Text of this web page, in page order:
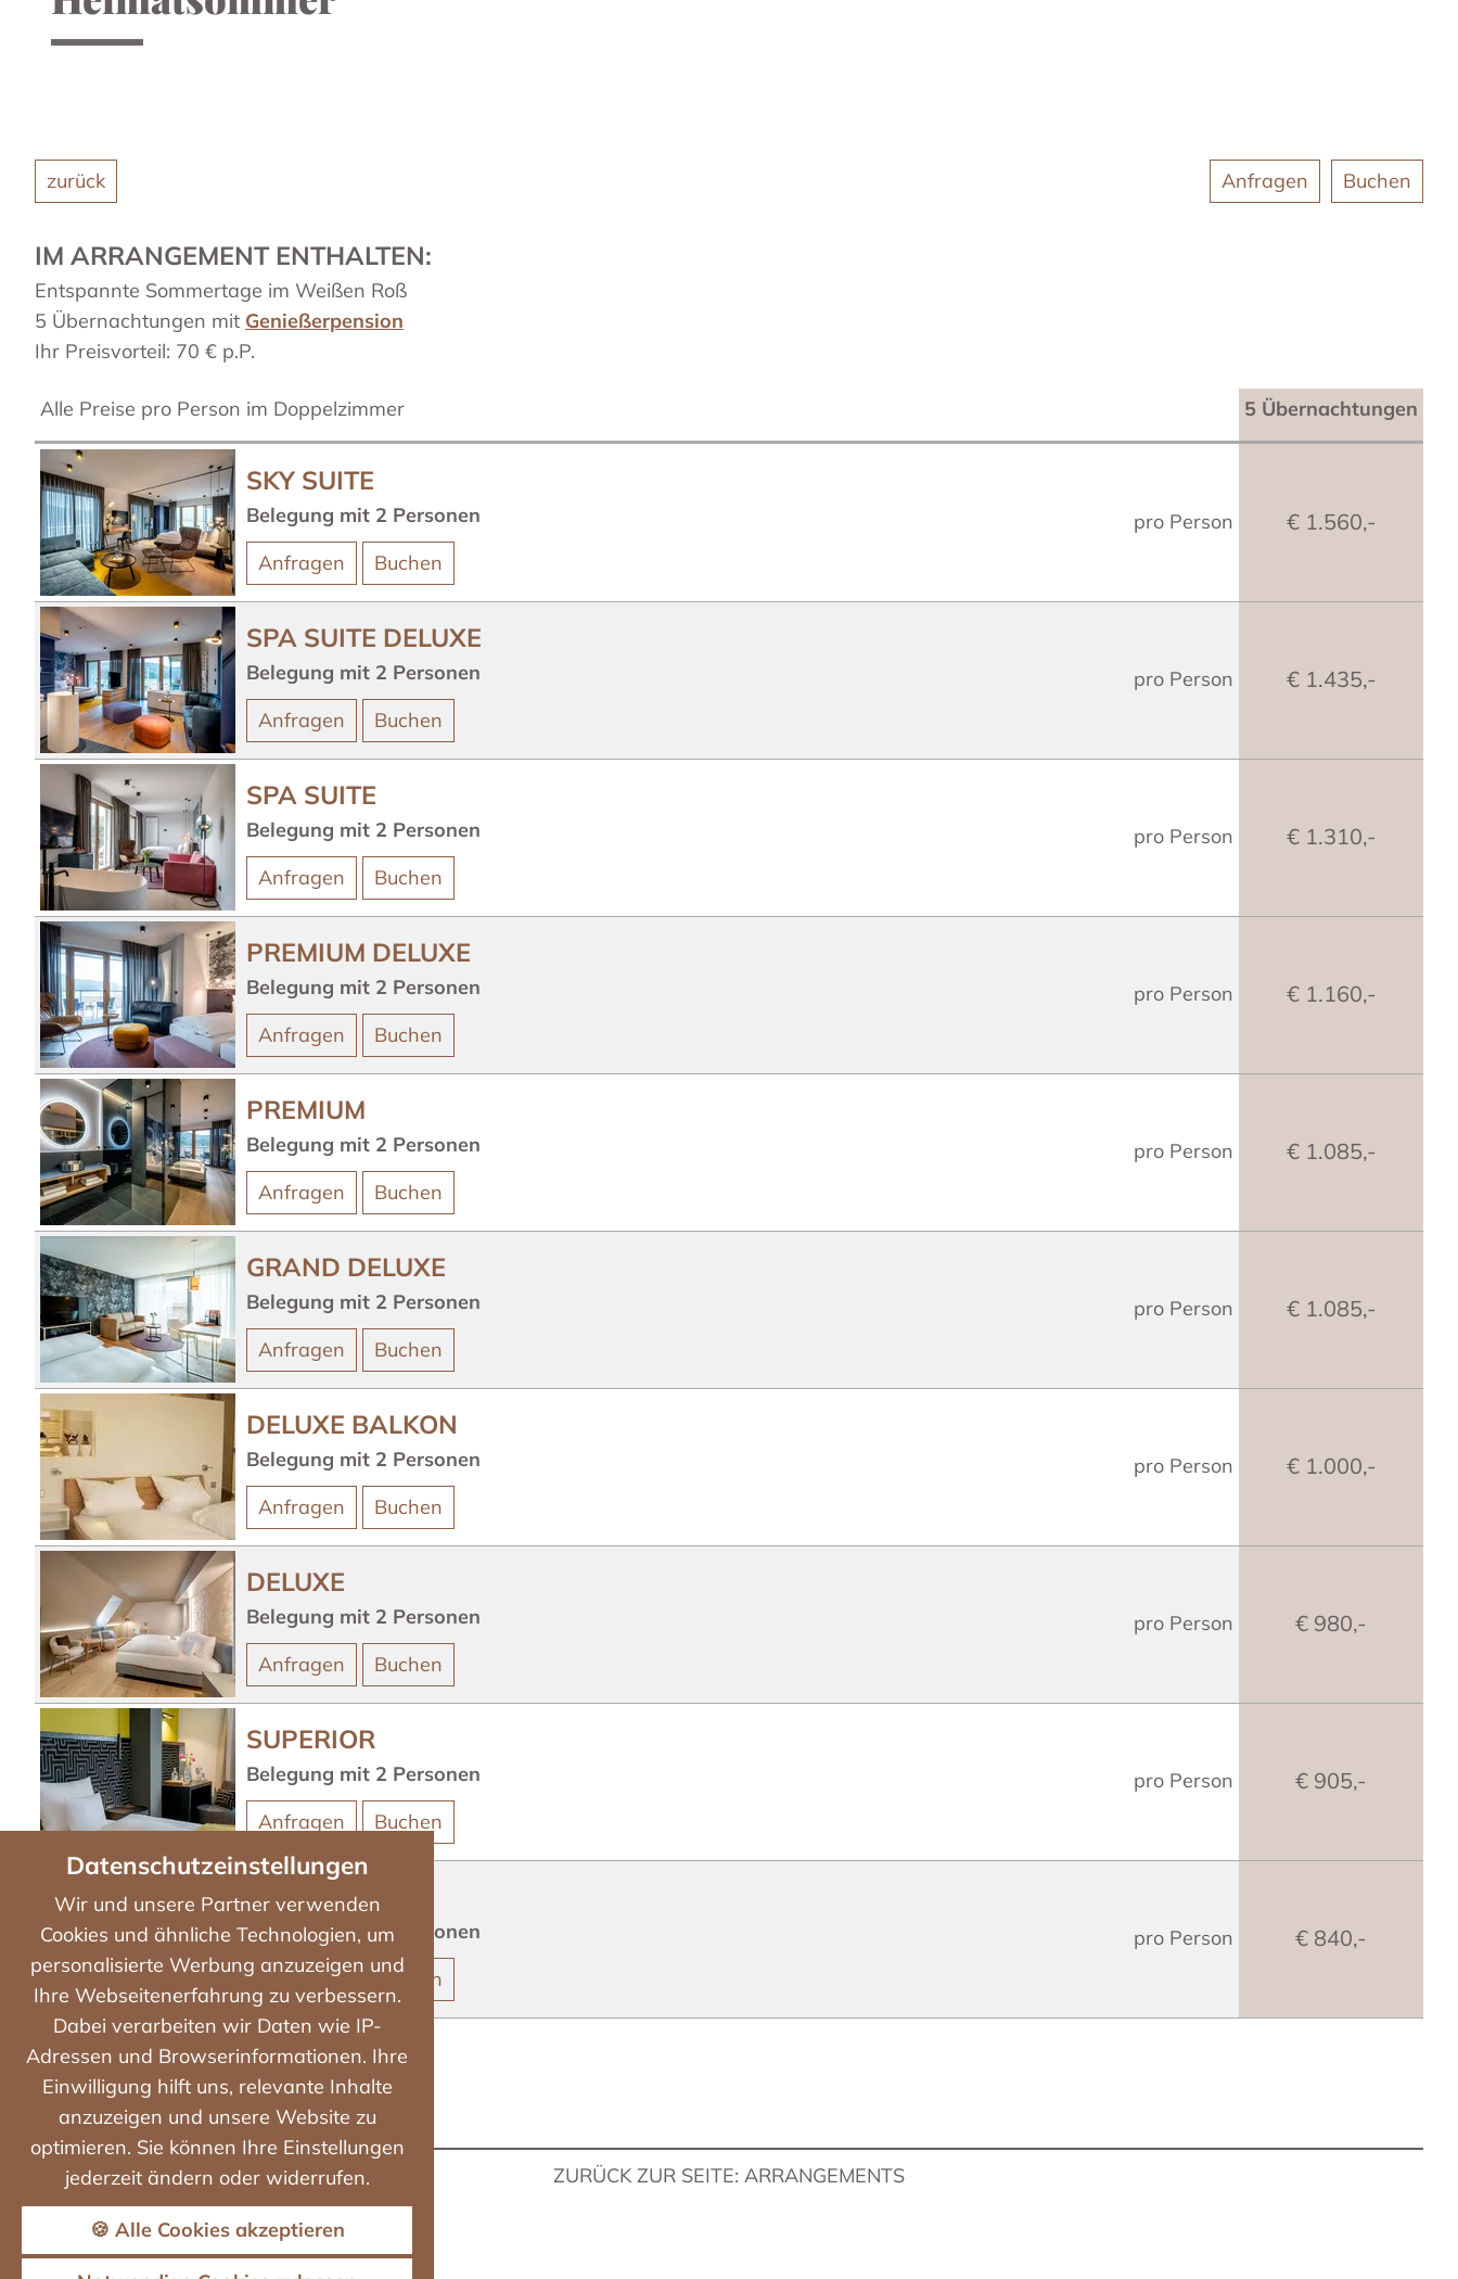
Datenschutzeinstellungen
Wir und unsere Partner verwenden
Cookies und ähnliche Technologien, um
personalisierte Werbung anzuzeigen und
Ihre Webseitenerfahrung zu verbessern.
Dabei verarbeiten wir Daten wie IP-
Adressen und Browserinformationen. Ihre
Einwilligung hilft uns, relevante Inhalte
anzuzeigen und unsere Website zu
optimieren. Sie können Ihre Einstellungen
jederzeit ändern oder widerrufen.
🍪 Alle Cookies akzeptieren
zurück Buchen
Anfragen
IM ARRANGEMENT ENTHALTEN:
Entspannte Sommertage im Weißen Roß
5 Übernachtungen mit Genießerpension
Ihr Preisvorteil: 70 € p.P.
Alle Preise pro Person im Doppelzimmer 5 Übernachtungen
SKY SUITE
Belegung mit 2 Personen
Anfragen
Buchen
pro Person € 1.560,-
SPA SUITE DELUXE
Belegung mit 2 Personen
Anfragen
Buchen
pro Person € 1.435,-
SPA SUITE
Belegung mit 2 Personen
Anfragen
Buchen
pro Person € 1.310,-
PREMIUM DELUXE
Belegung mit 2 Personen
Anfragen
Buchen
pro Person € 1.160,-
PREMIUM
Belegung mit 2 Personen
Anfragen
Buchen
pro Person € 1.085,-
GRAND DELUXE
Belegung mit 2 Personen
Anfragen
Buchen
pro Person € 1.085,-
DELUXE BALKON
Belegung mit 2 Personen
Anfragen
Buchen
pro Person € 1.000,-
DELUXE
Belegung mit 2 Personen
Anfragen
Buchen
pro Person € 980,-
SUPERIOR
Belegung mit 2 Personen
Anfragen
Buchen
pro Person € 905,-
CASUAL
Belegung mit 2 Personen
Anfragen
Buchen
pro Person € 840,-
ZURÜCK ZUR SEITE: ARRANGEMENTS